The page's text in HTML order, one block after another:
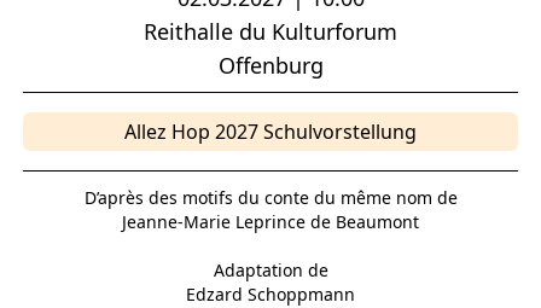
Reithalle du Kulturforum
Offenburg
Allez Hop 2027 Schulvorstellung
D’après des motifs du conte du même nom de
Jeanne-Marie Leprince de Beaumont
Adaptation de
Edzard Schoppmann